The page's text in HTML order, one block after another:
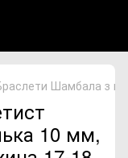
Шамбала з
10 мм,